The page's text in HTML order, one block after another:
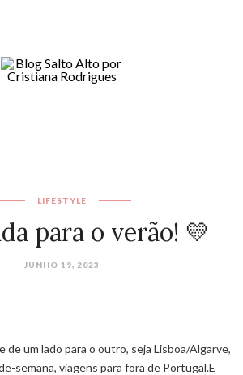
LIFESTYLE
para o verão! 💛
JUNHO 19, 2023
de um lado para o outro, seja Lisboa/Algarve,
semana, viagens para fora de Portugal.E